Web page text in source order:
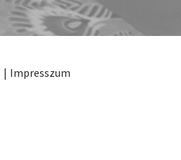
| Impresszum